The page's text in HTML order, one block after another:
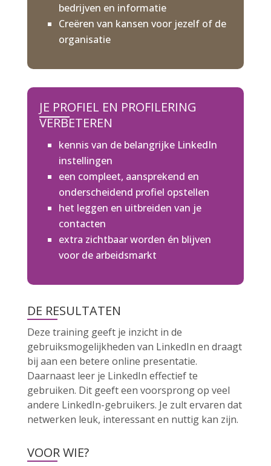
bedrijven en informatie
Creëren van kansen voor jezelf of de
organisatie
JE PROFIEL EN PROFILERING
VERBETEREN
kennis van de belangrijke LinkedIn
instellingen
een compleet, aansprekend en
onderscheidend profiel opstellen
het leggen en uitbreiden van je
contacten
extra zichtbaar worden én blijven
voor de arbeidsmarkt
DE RESULTATEN
Deze training geeft je inzicht in de
gebruiksmogelijkheden van LinkedIn en draagt
bij aan een betere online presentatie.
Daarnaast leer je LinkedIn effectief te
gebruiken. Dit geeft een voorsprong op veel
andere LinkedIn-gebruikers. Je zult ervaren dat
netwerken leuk, interessant en nuttig kan zijn.
VOOR WIE?